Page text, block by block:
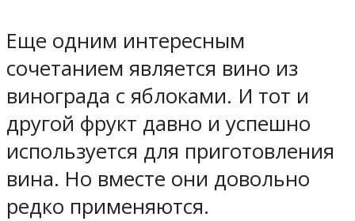
Еще одним интересным
сочетанием является вино из
винограда с яблоками. И тот и
другой фрукт давно и успешно
используется для приготовления
вина. Но вместе они довольно
редко применяются.